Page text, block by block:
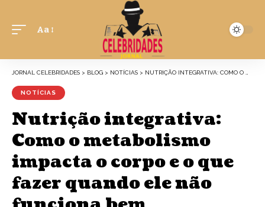
Aa
JORNAL CELEBRIDADES > BLOG > NOTÍCIAS > NUTRIÇÃO INTEGRATIVA: COMO O METABOLISMO IMPACTA O CORPO E O QUE FAZER QUANDO ELE NÃO FUNCIONA BEM
NOTÍCIAS
Nutrição integrativa:
Como o metabolismo
impacta o corpo e o que
fazer quando ele não